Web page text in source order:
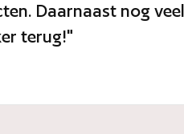
Daarnaast nog
terug!"